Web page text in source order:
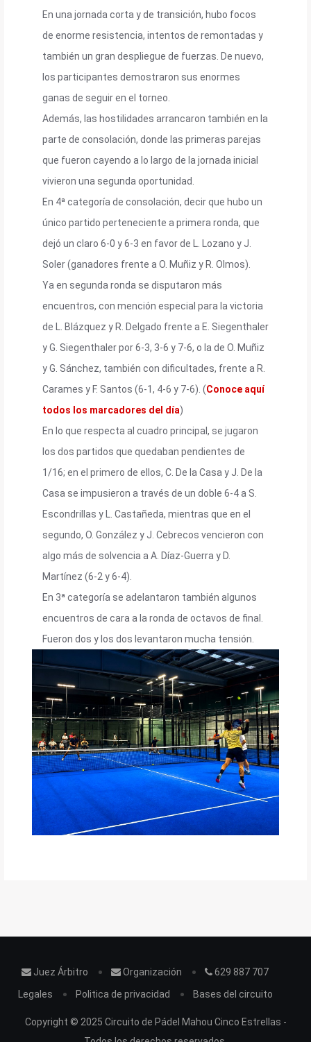
En una jornada corta y de transición, hubo focos
de enorme resistencia, intentos de remontadas y
también un gran despliegue de fuerzas. De nuevo,
los participantes demostraron sus enormes
ganas de seguir en el torneo.
Además, las hostilidades arrancaron también en la
parte de consolación, donde las primeras parejas
que fueron cayendo a lo largo de la jornada inicial
vivieron una segunda oportunidad.
En 4ª categoría de consolación, decir que hubo un
único partido perteneciente a primera ronda, que
dejó un claro 6-0 y 6-3 en favor de L. Lozano y J.
Soler (ganadores frente a O. Muñiz y R. Olmos).
Ya en segunda ronda se disputaron más
encuentros, con mención especial para la victoria
de L. Blázquez y R. Delgado frente a E. Siegenthaler
y G. Siegenthaler por 6-3, 3-6 y 7-6, o la de O. Muñiz
y G. Sánchez, también con dificultades, frente a R.
Carames y F. Santos (6-1, 4-6 y 7-6). (Conoce aquí
todos los marcadores del día)
En lo que respecta al cuadro principal, se jugaron
los dos partidos que quedaban pendientes de
1/16; en el primero de ellos, C. De la Casa y J. De la
Casa se impusieron a través de un doble 6-4 a S.
Escondrillas y L. Castañeda, mientras que en el
segundo, O. González y J. Cebrecos vencieron con
algo más de solvencia a A. Díaz-Guerra y D.
Martínez (6-2 y 6-4).
En 3ª categoría se adelantaron también algunos
encuentros de cara a la ronda de octavos de final.
Fueron dos y los dos levantaron mucha tensión.
Juez Árbitro Organización
629 887 707
Legales
Politica de privacidad Bases del circuito
Copyright © 2025 Circuito de Pádel Mahou Cinco Estrellas -